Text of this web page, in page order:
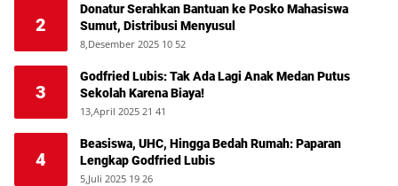
2
Donatur Serahkan Bantuan ke Posko Mahasiswa
Sumut, Distribusi Menyusul
8,Desember 2025 10 52
3
Godfried Lubis: Tak Ada Lagi Anak Medan Putus
Sekolah Karena Biaya!
13,April 2025 21 41
4
Beasiswa, UHC, Hingga Bedah Rumah: Paparan
Lengkap Godfried Lubis
5,Juli 2025 19 26